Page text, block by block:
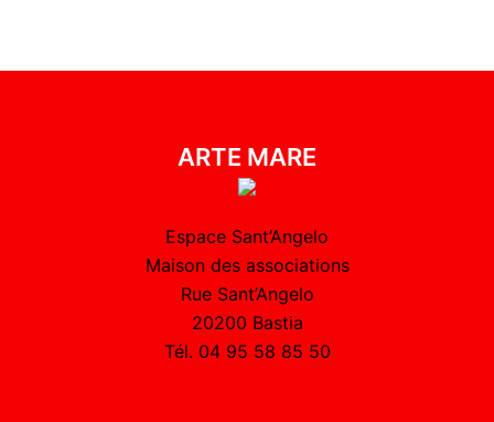
ARTE MARE
Espace Sant’Angelo
Maison des associations
Rue Sant’Angelo
20200 Bastia
Tél. 04 95 58 85 50